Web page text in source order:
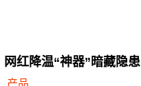
网红降温“神器”暗藏隐患
产品